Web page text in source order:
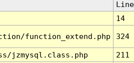
Line
14
function_extend.php 324
jzmysql.class.php
211